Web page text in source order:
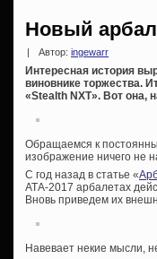
Новый
Автор: ingewarr
Интересная история
виновнике торжества.
«Stealth NXT». Вот она,
Обращаемся к
изображение ничего не
С год назад в статье «
АТА-2017 арбалетах
Вновь приведем их
Навевает некие мысли,